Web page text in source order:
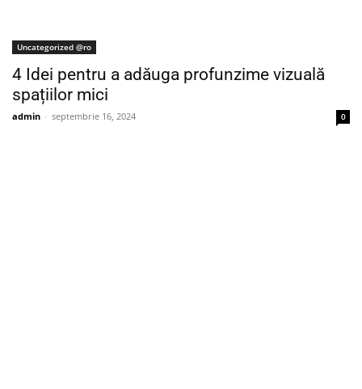
Uncategorized @ro
4 Idei pentru a adăuga profunzime vizuală
spațiilor mici
admin - septembrie 16, 2024 0